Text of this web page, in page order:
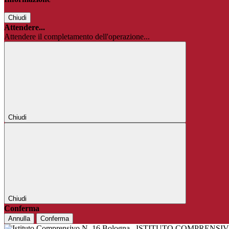
Chiudi
Attendere...
Attendere il completamento dell'operazione...
Chiudi
Chiudi
Conferma
Annulla Conferma